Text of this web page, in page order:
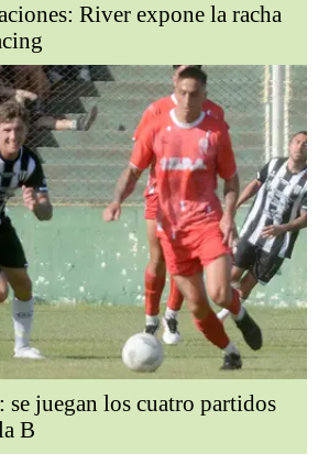
River expone la racha
juegan los cuatro partidos
B